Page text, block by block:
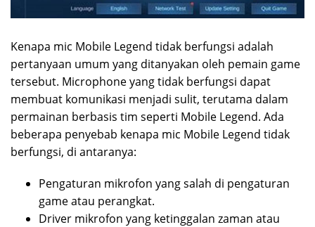
Kenapa mic Mobile Legend tidak berfungsi adalah
pertanyaan umum yang ditanyakan oleh pemain game
tersebut. Microphone yang tidak berfungsi dapat
membuat komunikasi menjadi sulit, terutama dalam
permainan berbasis tim seperti Mobile Legend. Ada
beberapa penyebab kenapa mic Mobile Legend tidak
berfungsi, di antaranya:
Pengaturan mikrofon yang salah di pengaturan
game atau perangkat.
Driver mikrofon yang ketinggalan zaman atau